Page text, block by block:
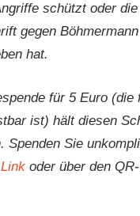
schützt oder die
gegen Böhmermann
hat.
für 5 Euro (die
ist) hält diesen
Spenden Sie
oder über den